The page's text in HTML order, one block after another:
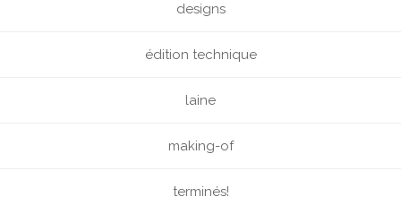
designs
édition technique
laine
making-of
terminés!